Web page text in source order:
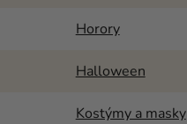
Horory
Halloween
Kostýmy a masky